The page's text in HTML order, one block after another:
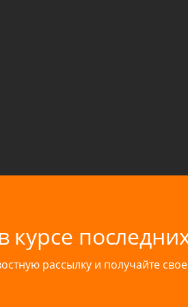
курсе
рассылку и получайте